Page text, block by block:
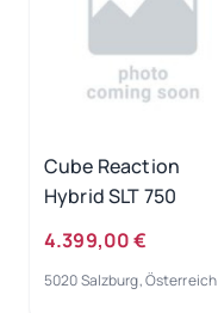
Cube Reaction
Hybrid SLT 750
4.399,00 €
5020 Salzburg, Österreich